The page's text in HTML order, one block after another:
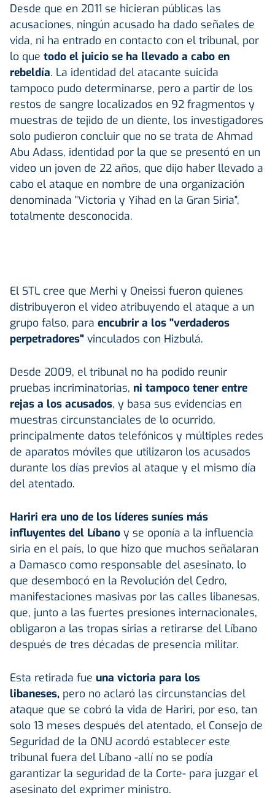
Desde que en 2011 se hicieran públicas las
acusaciones, ningún acusado ha dado señales de
vida, ni ha entrado en contacto con el tribunal, por
lo que todo el juicio se ha llevado a cabo en
rebeldía. La identidad del atacante suicida
tampoco pudo determinarse, pero a partir de los
restos de sangre localizados en 92 fragmentos y
muestras de tejido de un diente, los investigadores
solo pudieron concluir que no se trata de Ahmad
Abu Adass, identidad por la que se presentó en un
video un joven de 22 años, que dijo haber llevado a
cabo el ataque en nombre de una organización
denominada "Victoria y Yihad en la Gran Siria",
totalmente desconocida.
El STL cree que Merhi y Oneissi fueron quienes
distribuyeron el video atribuyendo el ataque a un
grupo falso, para encubrir a los "verdaderos
perpetradores" vinculados con Hizbulá.
Desde 2009, el tribunal no ha podido reunir
pruebas incriminatorias, ni tampoco tener entre
rejas a los acusados, y basa sus evidencias en
muestras circunstanciales de lo ocurrido,
principalmente datos telefónicos y múltiples redes
de aparatos móviles que utilizaron los acusados
durante los días previos al ataque y el mismo día
del atentado.
Hariri era uno de los líderes suníes más
influyentes del Líbano y se oponía a la influencia
siria en el país, lo que hizo que muchos señalaran
a Damasco como responsable del asesinato, lo
que desembocó en la Revolución del Cedro,
manifestaciones masivas por las calles libanesas,
que, junto a las fuertes presiones internacionales,
obligaron a las tropas sirias a retirarse del Líbano
después de tres décadas de presencia militar.
Esta retirada fue una victoria para los
libaneses, pero no aclaró las circunstancias del
ataque que se cobró la vida de Hariri, por eso, tan
solo 13 meses después del atentado, el Consejo de
Seguridad de la ONU acordó establecer este
tribunal fuera del Líbano -allí no se podía
garantizar la seguridad de la Corte- para juzgar el
asesinato del exprimer ministro.